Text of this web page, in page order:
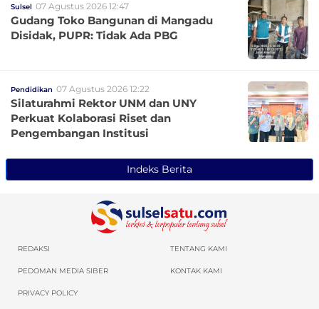
Sulsel 07 Agustus 2026 12:47
Gudang Toko Bangunan di Mangadu
Disidak, PUPR: Tidak Ada PBG
Pendidikan 07 Agustus 2026 12:22
Silaturahmi Rektor UNM dan UNY
Perkuat Kolaborasi Riset dan
Pengembangan Institusi
Indeks Berita
REDAKSI TENTANG KAMI
PEDOMAN MEDIA SIBER KONTAK KAMI
PRIVACY POLICY